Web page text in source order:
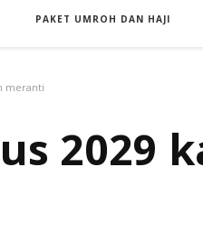
PAKET UMROH DAN HAJI
meranti
2029